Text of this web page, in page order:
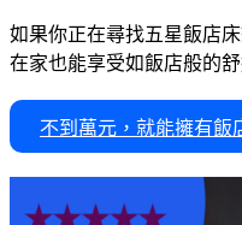
如果你正在尋找五星飯店
在家也能享受如飯店般的
不到萬元，就能擁有飯